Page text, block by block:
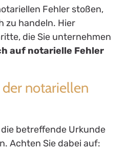
Fehler stoßen,
zu handeln. Hier
die Sie unternehmen
auf notarielle Fehler
notariellen
betreffende Urkunde
Achten Sie dabei auf: